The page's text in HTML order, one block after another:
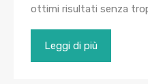
ottimi risultati senza
Leggi di più